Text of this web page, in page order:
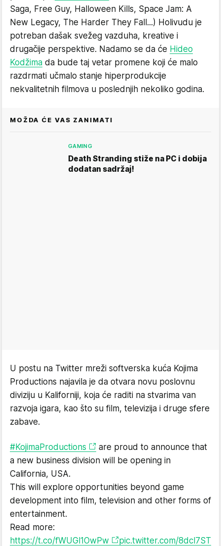
Saga, Free Guy, Halloween Kills, Space Jam: A
New Legacy, The Harder They Fall...) Holivudu je
potreban dašak svežeg vazduha, kreative i
drugačije perspektive. Nadamo se da će Hideo
Kodžima da bude taj vetar promene koji će malo
razdrmati učmalo stanje hiperprodukcije
nekvalitetnih filmova u poslednjih nekoliko godina.
MOŽDA ĆE VAS ZANIMATI
GAMING
Death Stranding stiže na PC i dobija
dodatan sadržaj!
U postu na Twitter mreži softverska kuća Kojima
Productions najavila je da otvara novu poslovnu
diviziju u Kaliforniji, koja će raditi na stvarima van
razvoja igara, kao što su film, televizija i druge sfere
zabave.
#KojimaProductions
are proud to announce that
a new business division will be opening in
California, USA.
This will explore opportunities beyond game
development into film, television and other forms of
entertainment.
Read more:
https://t.co/fWUGl1OwPw
pic.twitter.com/8dcl7ST